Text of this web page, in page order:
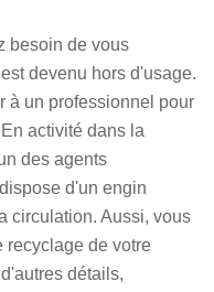
besoin de vous
devenu hors d'usage.
à un professionnel pour
activité dans la
des agents
d'un engin
circulation. Aussi, vous
recyclage de votre
détails,